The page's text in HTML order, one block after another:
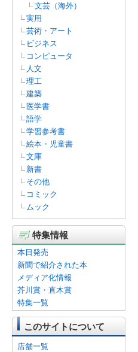
文芸（海外）
実用
芸術・アート
ビジネス
コンピュータ
人文
理工
建築
医学書
語学
学習参考書
絵本・児童書
文庫
新書
その他
コミック
ムック
特集情報
本日発売
新聞で紹介された本
メディア化情報
芥川賞・直木賞
特集一覧
このサイトについて
店舗一覧